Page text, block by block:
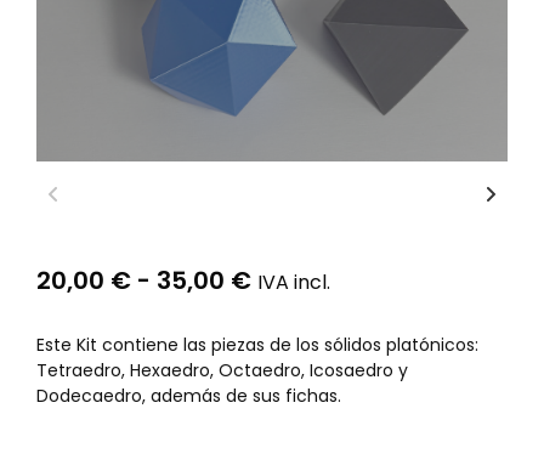
20,00 € - 35,00 € IVA incl.
Este Kit contiene las piezas de los sólidos platónicos:
Tetraedro, Hexaedro, Octaedro, Icosaedro y
Dodecaedro, además de sus fichas.